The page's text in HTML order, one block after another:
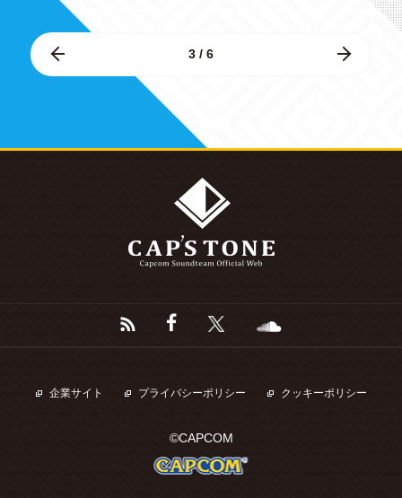
3 / 6
企業サイト プライバシーポリシー クッキーポリシー
©CAPCOM